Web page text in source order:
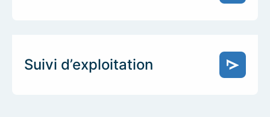
Suivi d’exploitation